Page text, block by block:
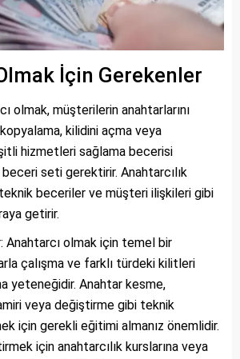
İçin Gerekenler
olmak, müşterilerin anahtarlarını
kilidini açma veya
hizmetleri sağlama becerisi
seti gerektirir. Anahtarcılık
beceriler ve müşteri ilişkileri gibi
getirir.
Anahtarcı olmak için temel bir
çalışma ve farklı türdeki kilitleri
yeteneğidir. Anahtar kesme,
veya değiştirme gibi teknik
için gerekli eğitimi almanız önemlidir.
için anahtarcılık kurslarına veya